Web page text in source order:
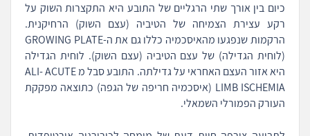
כיום בין אורך שתי הרגליים של התובע היא התקצרות השוק על
רקע עצירת הצמיחה של הטיביה (עצם השוק) הרחיקנית.
הרקמות שנפגעו מהאיסכמיה כללו גם את ה-GROWING PLATE
(לוחית הגדילה) של עצם הטיביה (עצם השוק). לוחית הגדילה
היא אזור העצם האחראי על גדילתה. התובע סבל מ ALI- ACUTE
LIMB ISCHEMIA (איסכמיה חריפה של הגפה) כתוצאה מפקקת
העורק הפמורלי השמאלי.